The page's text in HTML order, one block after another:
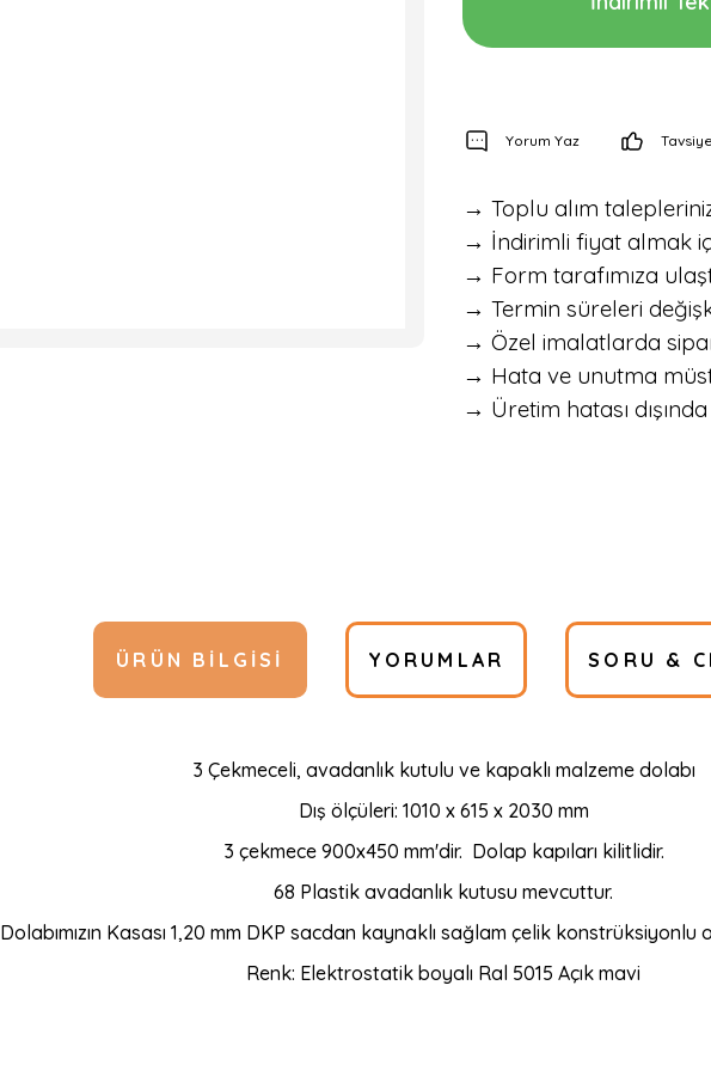
Yorum Yaz
→ Toplu alım
→ İndirimli fiyat almak
→ Form tarafımıza
→ Termin süreleri
→ Özel imalatlarda
→ Hata ve unutma
→ Üretim hatası
ÜRÜN BILGISI YORUMLAR SORU &
3 Çekmeceli, avadanlık kutulu ve kapaklı malzeme dolabı
Dış ölçüleri: 1010 x 615 x 2030 mm
3 çekmece 900x450 mm'dir. Dolap kapıları kilitlidir.
68 Plastik avadanlık kutusu mevcuttur.
Dolabımızın Kasası 1,20 mm DKP sacdan kaynaklı sağlam çelik
Renk: Elektrostatik boyalı Ral 5015 Açık mavi